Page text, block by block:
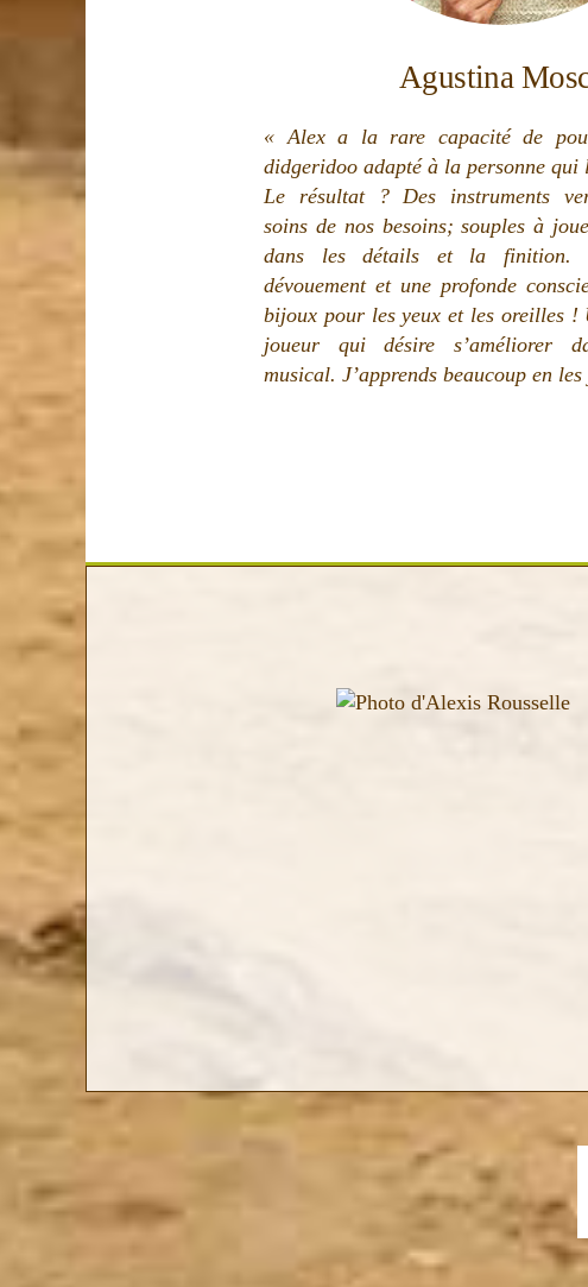
Agustina
« Alex a la rare capacité de
didgeridoo adapté à la personne qui
Le résultat ? Des instruments
soins de nos besoins; souples à
dans les détails et la finition.
dévouement et une profonde
bijoux pour les yeux et les oreilles !
joueur qui désire s’améliorer
musical. J’apprends beaucoup en